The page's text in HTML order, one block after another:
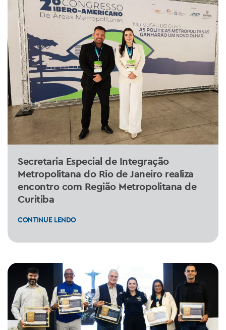
Secretaria Especial de Integração
Metropolitana do Rio de Janeiro realiza
encontro com Região Metropolitana de
Curitiba
CONTINUE LENDO